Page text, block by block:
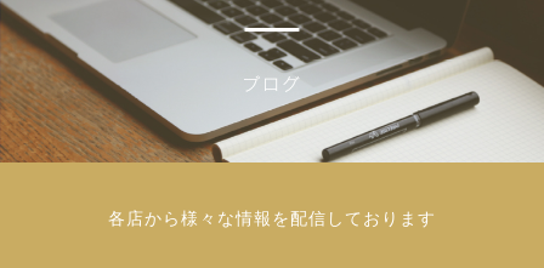
各店から様々な情報を配信しております